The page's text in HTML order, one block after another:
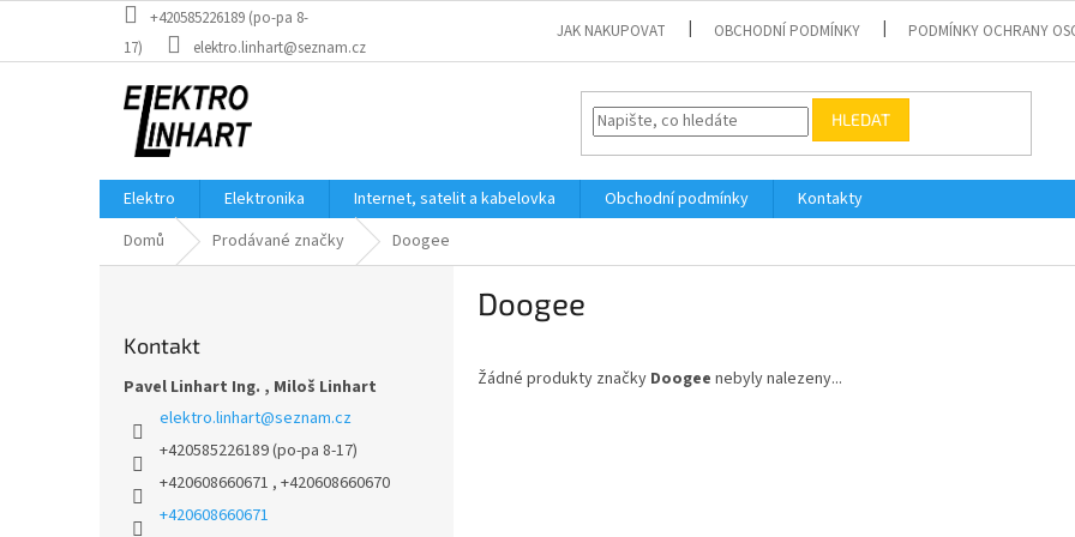
obsah
+420585226189 (po-pa 8-
17)
elektro.linhart@seznam.cz
JAK NAKUPOVAT OBCHODNÍ PODMÍNKY PODMÍNKY OCHRANY
HLEDAT
Elektro Elektronika Internet, satelit a kabelovka Obchodní podmínky
Kontakty
Domů
Prodávané značky Doogee
Kontakt
Pavel Linhart Ing. , Miloš Linhart
elektro.linhart@seznam.cz
+420585226189 (po-pa 8-17)
+420608660671 , +420608660670
+420608660671
Doogee
Žádné produkty značky Doogee nebyly nalezeny...